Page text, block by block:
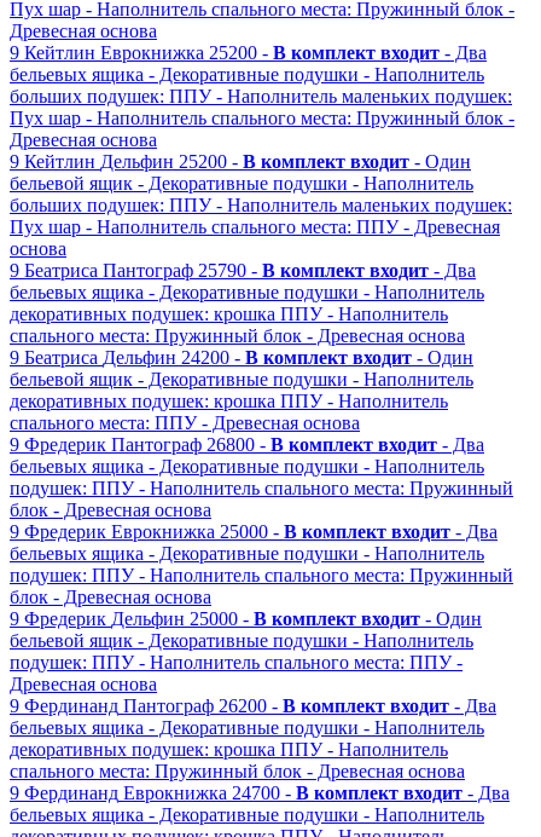
Пух шар - Наполнитель спального места: Пружинный блок -
Древесная основа
9 Кейтлин Еврокнижка 25200 - В комплект входит - Два
бельевых ящика - Декоративные подушки - Наполнитель
больших подушек: ППУ - Наполнитель маленьких подушек:
Пух шар - Наполнитель спального места: Пружинный блок -
Древесная основа
9 Кейтлин Дельфин 25200 - В комплект входит - Один
бельевой ящик - Декоративные подушки - Наполнитель
больших подушек: ППУ - Наполнитель маленьких подушек:
Пух шар - Наполнитель спального места: ППУ - Древесная
основа
9 Беатриса Пантограф 25790 - В комплект входит - Два
бельевых ящика - Декоративные подушки - Наполнитель
декоративных подушек: крошка ППУ - Наполнитель
спального места: Пружинный блок - Древесная основа
9 Беатриса Дельфин 24200 - В комплект входит - Один
бельевой ящик - Декоративные подушки - Наполнитель
декоративных подушек: крошка ППУ - Наполнитель
спального места: ППУ - Древесная основа
9 Фредерик Пантограф 26800 - В комплект входит - Два
бельевых ящика - Декоративные подушки - Наполнитель
подушек: ППУ - Наполнитель спального места: Пружинный
блок - Древесная основа
9 Фредерик Еврокнижка 25000 - В комплект входит - Два
бельевых ящика - Декоративные подушки - Наполнитель
подушек: ППУ - Наполнитель спального места: Пружинный
блок - Древесная основа
9 Фредерик Дельфин 25000 - В комплект входит - Один
бельевой ящик - Декоративные подушки - Наполнитель
подушек: ППУ - Наполнитель спального места: ППУ -
Древесная основа
9 Фердинанд Пантограф 26200 - В комплект входит - Два
бельевых ящика - Декоративные подушки - Наполнитель
декоративных подушек: крошка ППУ - Наполнитель
спального места: Пружинный блок - Древесная основа
9 Фердинанд Еврокнижка 24700 - В комплект входит - Два
бельевых ящика - Декоративные подушки - Наполнитель